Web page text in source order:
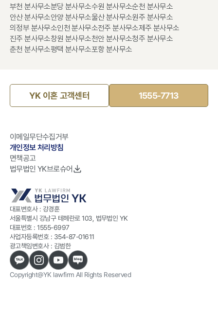
부천 분사무소분당 분사무소수원 분사무소순천 분사무소
안산 분사무소안양 분사무소울산 분사무소원주 분사무소
의정부 분사무소인천 분사무소전주 분사무소제주 분사무소
진주 분사무소창원 분사무소천안 분사무소청주 분사무소
춘천 분사무소평택 분사무소포항 분사무소
YK 이혼 고객센터 1555-7713
이메일무단수집거부
개인정보 처리방침
면책공고
법무법인 YK브로슈어
대표변호사 : 강경훈
서울특별시 강남구 테헤란로 103, 법무법인 YK
대표번호 :1555-6997
사업자등록번호 : 354-87-01611
광고책임변호사 : 김범한
Copyright@YK lawfirm All Rights Reserved